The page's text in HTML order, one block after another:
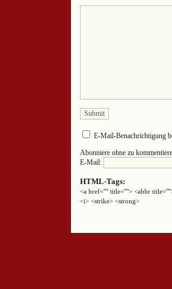
E-Mail-Benachrichtigung
Abonniere ohne zu
E-Mail:
HTML-Tags:
<a href="" title=""> <abbr
<i> <strike> <strong>